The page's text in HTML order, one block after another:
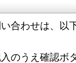
合わせは、以
のうえ確認ボ